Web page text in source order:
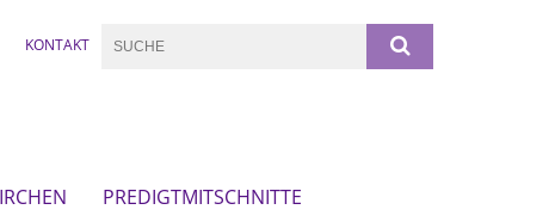
KONTAKT
PREDIGTMITSCHNITTE